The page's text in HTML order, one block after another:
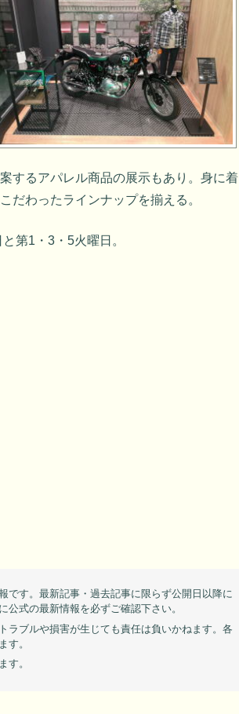
するアパレル商品の展示もあり。身に着
だわったラインナップを揃える。
第1・3・5火曜日。
です。最新記事・過去記事に限らず公開日以降に
式の最新情報を必ずご確認下さい。
ラブルや損害が生じても責任は負いかねます。各
す。
す。